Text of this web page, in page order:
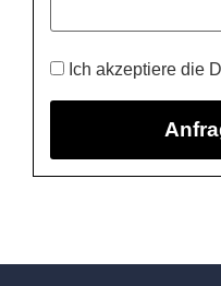
Ich akzeptiere die